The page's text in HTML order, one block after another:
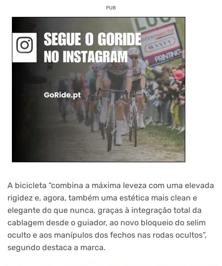
PUB
A bicicleta “combina a máxima leveza com uma elevada
rigidez e, agora, também uma estética mais clean e
elegante do que nunca, graças à integração total da
cablagem desde o guiador, ao novo bloqueio do selim
oculto e aos manípulos dos fechos nas rodas ocultos”,
segundo destaca a marca.